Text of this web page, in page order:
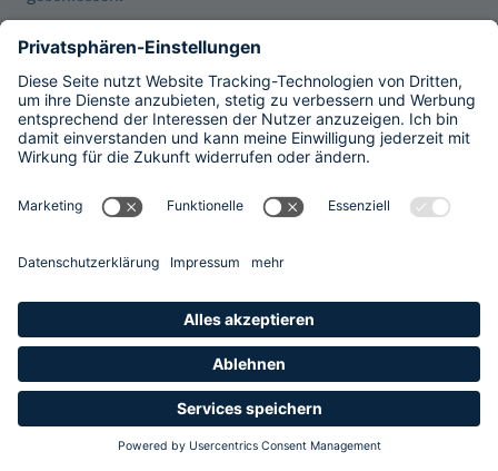
Speicherdauer:
Die im Rahmen von Google Analytics gesetzten Cookies
werden in der Regel nach maximal 14 Monaten gelöscht.
Eine Speicherung über diesen Zeitraum hinaus erfolgt
Daten an Server der Google LLC in den USA übertragen
werden. Google LLC ist nach dem EU-US Data Privacy
Framework (DPF) zertifiziert
https://www.dataprivacyframework.gov/
besteht ein Angemessenheitsbeschluss der EU-